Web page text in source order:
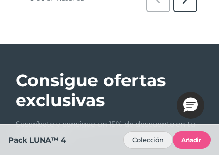
Consigue ofertas
exclusivas
Suscríbete y consigue un 15% de descuento en tu
Pack LUNA™ 4 Colección Añadir